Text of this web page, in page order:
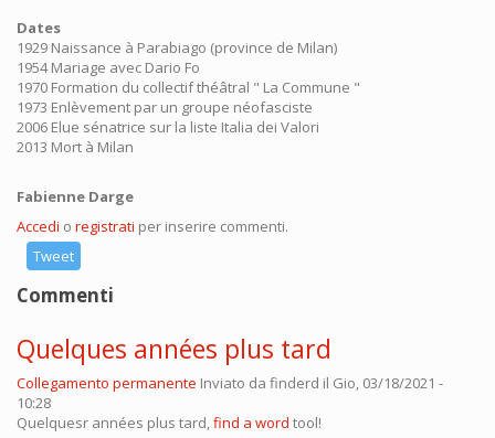
Dates
1929 Naissance à Parabiago (province de Milan)
1954 Mariage avec Dario Fo
1970 Formation du collectif théâtral " La Commune "
1973 Enlèvement par un groupe néofasciste
2006 Elue sénatrice sur la liste Italia dei Valori
2013 Mort à Milan
Fabienne Darge
Accedi o registrati per inserire commenti.
Tweet
Commenti
Quelques années plus tard
Collegamento permanente Inviato da finderd il Gio, 03/18/2021 -
10:28
Quelquesr années plus tard,find a word tool!